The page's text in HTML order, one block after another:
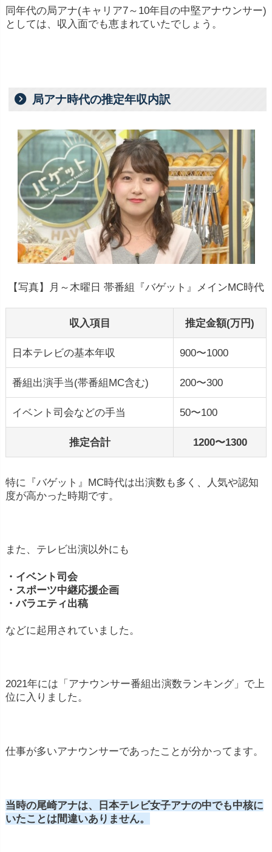
同年代の局アナ(キャリア7～10年目の中堅アナウンサー)
としては、収入面でも恵まれていたでしょう。
局アナ時代の推定年収内訳
【写真】月～木曜日 帯番組『バゲット』メインMC時代
収入項目 推定金額(万円)
日本テレビの基本年収 900〜1000
番組出演手当(帯番組MC含む) 200〜300
イベント司会などの手当 50〜100
推定合計 1200〜1300
特に『バゲット』MC時代は出演数も多く、人気や認知
度が高かった時期です。
また、テレビ出演以外にも
・イベント司会
・スポーツ中継応援企画
・バラエティ出稿
などに起用されていました。
2021年には「アナウンサー番組出演数ランキング」で上
位に入りました。
仕事が多いアナウンサーであったことが分かってます。
当時の尾崎アナは、日本テレビ女子アナの中でも中核に
いたことは間違いありません。